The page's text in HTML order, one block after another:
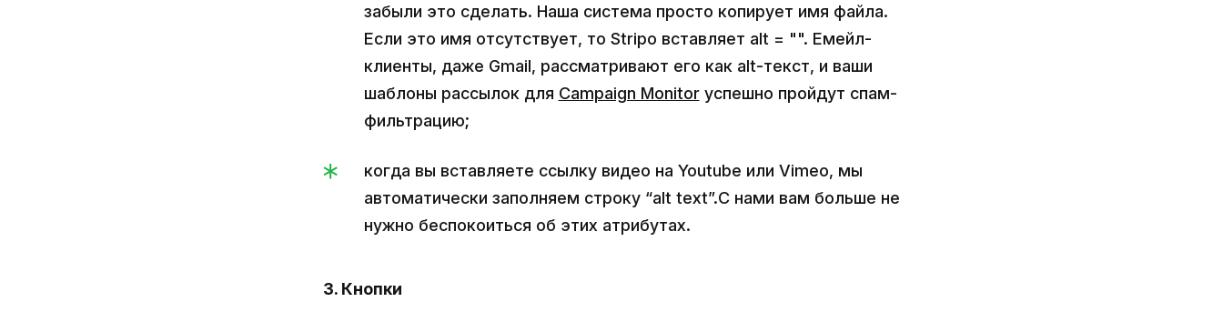
забыли это сделать. Наша система просто копирует имя файла.
Если это имя отсутствует, то Stripo вставляет alt = "". Емейл-
клиенты, даже Gmail, рассматривают его как alt-текст, и ваши
шаблоны рассылок для Campaign Monitorуспешно пройдут спам-
фильтрацию;
когда вы вставляете ссылку видео на Youtube или Vimeo, мы
автоматически заполняем строку “alt text”.С нами вам больше не
нужно беспокоиться об этих атрибутах.
3. Кнопки